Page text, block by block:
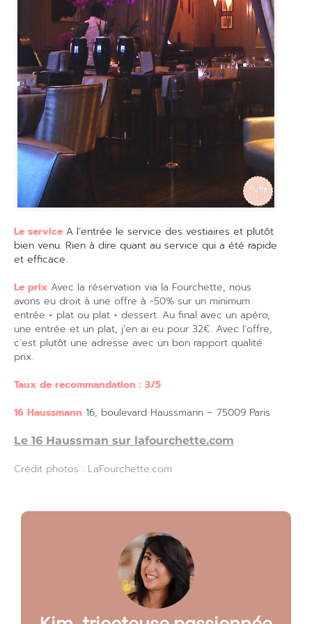
Le service A l’entrée le service des vestiaires et plutôt
bien venu. Rien à dire quant au service qui a été rapide
et efficace.
Le prix Avec la réservation via la Fourchette, nous
avons eu droit à une offre à -50% sur un minimum
entrée + plat ou plat + dessert. Au final avec un apéro,
une entrée et un plat, j’en ai eu pour 32€. Avec l’offre,
c’est plutôt une adresse avec un bon rapport qualité
prix.
Taux de recommandation : 3/5
16 Haussmann 16, boulevard Haussmann – 75009 Paris
Le 16 Haussman sur lafourchette.com
Crédit photos : LaFourchette.com